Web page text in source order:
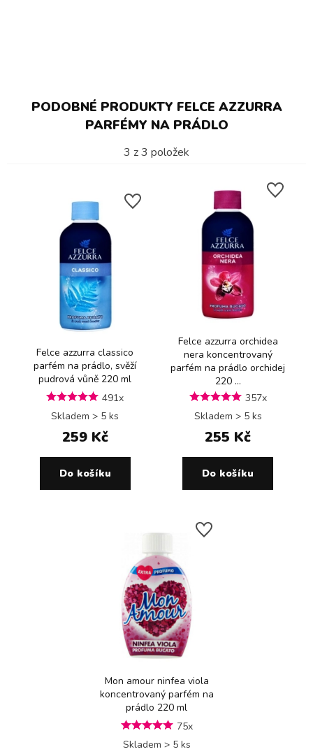
PODOBNÉ PRODUKTY FELCE AZZURRA
PARFÉMY NA PRÁDLO
3 z3 položek
Felce azzurra classico
parfém na prádlo, svěží
pudrová vůně 220 ml
491x
Skladem > 5 ks
259 Kč
Do košíku
Felce azzurra orchidea
nera koncentrovaný
parfém na prádlo orchidej
220 ...
357x
Skladem > 5 ks
255 Kč
Do košíku
Mon amour ninfea viola
koncentrovaný parfém na
prádlo 220 ml
75x
Skladem > 5 ks